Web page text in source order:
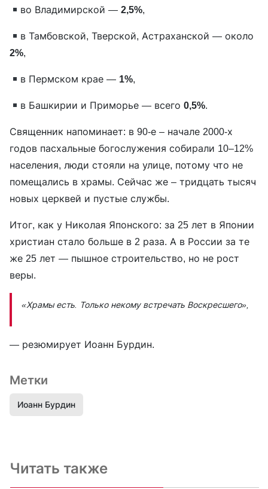
во Владимирской —2,5%,
в Тамбовской, Тверской, Астраханской — около
2%,
в Пермском крае — 1%,
в Башкирии и Приморье — всего0,5%.
Священник напоминает: в 90-е – начале 2000-х
годов пасхальные богослужения собирали 10–12%
населения, люди стояли на улице, потому что не
помещались в храмы. Сейчас же – тридцать тысяч
новых церквей и пустые службы.
Итог, как у Николая Японского: за 25 лет в Японии
христиан стало больше в 2 раза. А в России за те
же 25 лет — пышное строительство, но не рост
веры.
«Храмы есть. Только некому встречать Воскресшего»,
— резюмирует Иоанн Бурдин.
Метки
Иоанн Бурдин
Читать также